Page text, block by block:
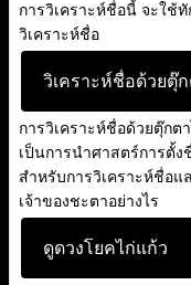
การวิเคราะห์ชื่อนี้ จะใช้
วิเคราะห์ชื่อ
วิเคราะห์ชื่อด้วยตุ๊
การวิเคราะห์ชื่อด้วยตุ๊กต
เป็นการนำศาสตร์การตั้
สำหรับการวิเคราะห์ชื่อ
เจ้าของชะตาอย่างไร
ดูดวงโยคไก่แก้ว